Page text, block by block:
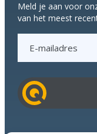
Meld je aan voor
van het meest
a
i